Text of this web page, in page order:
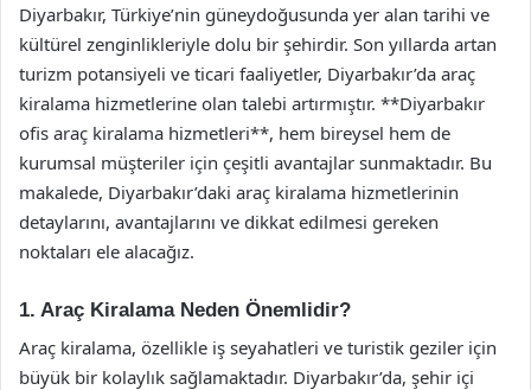
Diyarbakır, Türkiye’nin güneydoğusunda yer alan tarihi ve
kültürel zenginlikleriyle dolu bir şehirdir. Son yıllarda artan
turizm potansiyeli ve ticari faaliyetler, Diyarbakır’da araç
kiralama hizmetlerine olan talebi artırmıştır. **Diyarbakır
ofis araç kiralama hizmetleri**, hem bireysel hem de
kurumsal müşteriler için çeşitli avantajlar sunmaktadır. Bu
makalede, Diyarbakır’daki araç kiralama hizmetlerinin
detaylarını, avantajlarını ve dikkat edilmesi gereken
noktaları ele alacağız.
1. Araç Kiralama Neden Önemlidir?
Araç kiralama, özellikle iş seyahatleri ve turistik geziler için
büyük bir kolaylık sağlamaktadır. Diyarbakır’da, şehir içi